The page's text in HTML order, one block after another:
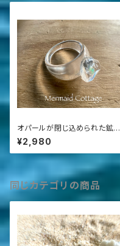
オパールが閉じ込められた鉱石
の指輪 Opal Ring☆ゆったり
サイズ
¥2,980
同じカテゴリの商品